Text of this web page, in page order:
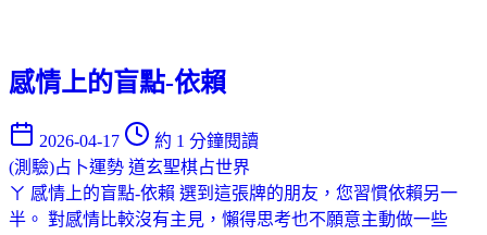
感情上的盲點-依賴
2026-04-17
約 1 分鐘閱讀
(測驗)占卜運勢 道玄聖棋占世界
ㄚ 感情上的盲點-依賴 選到這張牌的朋友，您習慣依賴另一
半。 對感情比較沒有主見，懶得思考也不願意主動做一些